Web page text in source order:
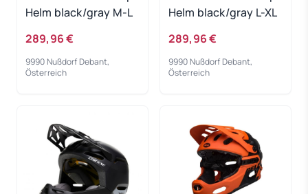
Helm black/gray M-L
289,96 €
9990 Nußdorf Debant,
Österreich
Helm black/gray L-XL
289,96 €
9990 Nußdorf Debant,
Österreich